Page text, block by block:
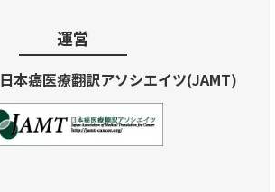
運営
本癌医療翻訳アソシエイツ(JAMT)